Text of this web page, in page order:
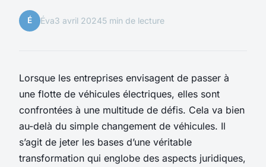
É Éva3 avril 20245 min de lecture
Lorsque les entreprises envisagent de passer à
une flotte de véhicules électriques, elles sont
confrontées à une multitude de défis. Cela va bien
au-delà du simple changement de véhicules. Il
s’agit de jeter les bases d’une véritable
transformation qui englobe des aspects juridiques,